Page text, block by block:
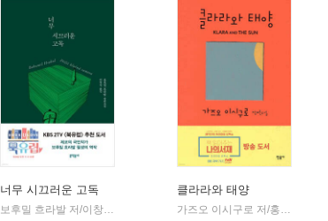
너무 시끄러운 고독
보후밀 흐라발 저/이창실 역
클라라와 태양
가즈오 이시구로 저/홍한별 역